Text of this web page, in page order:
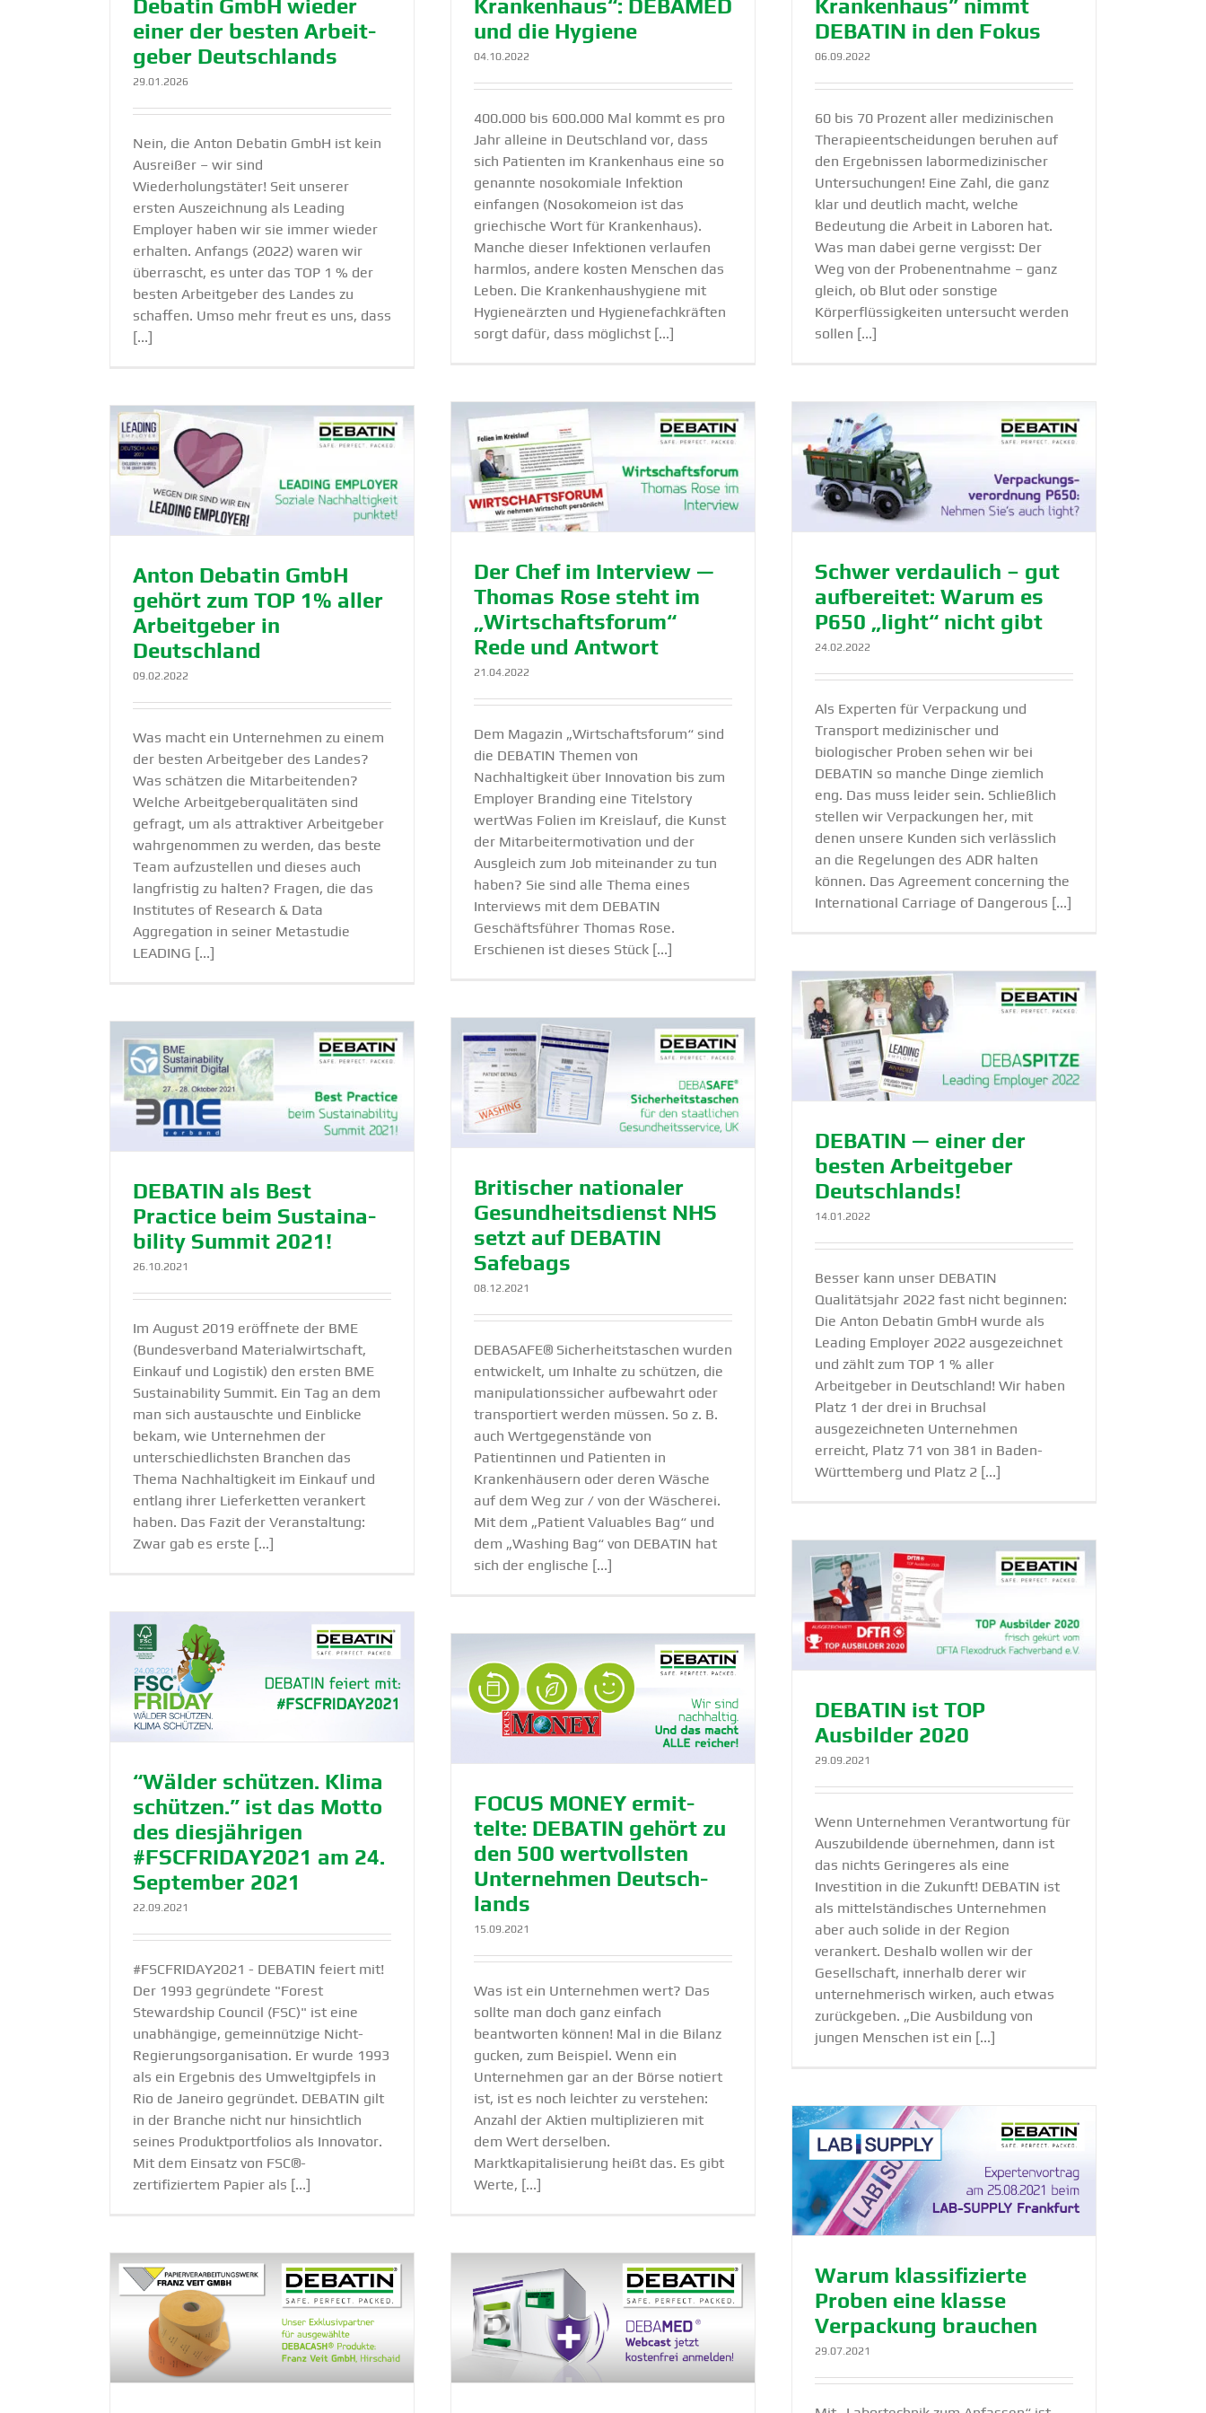
Debatin GmbH wieder
einer der besten Arbeit­
geber Deutsch­lands
29.01.2026
Nein, die Anton Debatin GmbH ist kein
Ausreißer – wir sind
Wiederholungstäter! Seit unserer
ersten Auszeichnung als Leading
Employer haben wir sie immer wieder
erhalten. Anfangs (2022) waren wir
überrascht, es unter das TOP 1 % der
besten Arbeitgeber des Landes zu
schaffen. Umso mehr freut es uns, dass
[...]
Krankenhaus“: DEBAMED
und die Hygiene
04.10.2022
400.000 bis 600.000 Mal kommt es pro
Jahr alleine in Deutschland vor, dass
sich Patienten im Krankenhaus eine so
genannte nosokomiale Infektion
einfangen (Nosokomeion ist das
griechische Wort für Krankenhaus).
Manche dieser Infektionen verlaufen
harmlos, andere kosten Menschen das
Leben. Die Krankenhaushygiene mit
Hygieneärzten und Hygienefachkräften
sorgt dafür, dass möglichst [...]
Krankenhaus” nimmt
DEBATIN in den Fokus
06.09.2022
60 bis 70 Prozent aller medizinischen
Therapieentscheidungen beruhen auf
den Ergebnissen labormedizinischer
Untersuchungen! Eine Zahl, die ganz
klar und deutlich macht, welche
Bedeutung die Arbeit in Laboren hat.
Was man dabei gerne vergisst: Der
Weg von der Probenentnahme – ganz
gleich, ob Blut oder sonstige
Körperflüssigkeiten untersucht werden
sollen [...]
Der Chef im Interview — Thomas Rose
steht im „Wirtschafts­forum“ Rede und
Antwort
DEBATIN NewsBlog
Der Chef im Interview —
Thomas Rose steht im
„Wirtschafts­forum“
Rede und Antwort
21.04.2022
Dem Magazin „Wirtschaftsforum“ sind
die DEBATIN Themen von
Nachhaltigkeit über Innovation bis zum
Employer Branding eine Titelstory
wertWas Folien im Kreislauf, die Kunst
der Mitarbeitermotivation und der
Ausgleich zum Job miteinander zu tun
haben? Sie sind alle Thema eines
Interviews mit dem DEBATIN
Geschäftsführer Thomas Rose.
Erschienen ist dieses Stück [...]
Schwer verdaulich – gut aufbe­reitet:
Warum es P650 „light“ nicht gibt
DEBATIN Produkte
Schwer verdaulich – gut
aufbe­reitet: Warum es
P650 „light“ nicht gibt
24.02.2022
Als Experten für Verpackung und
Transport medizinischer und
biologischer Proben sehen wir bei
DEBATIN so manche Dinge ziemlich
eng. Das muss leider sein. Schließlich
stellen wir Verpackungen her, mit
denen unsere Kunden sich verlässlich
an die Regelungen des ADR halten
können. Das Agreement concerning the
International Carriage of Dangerous [...]
Anton Debatin GmbH
gehört zum TOP 1% aller
Arbeit­geber in
Deutschland
09.02.2022
Was macht ein Unternehmen zu einem
der besten Arbeitgeber des Landes?
Was schätzen die Mitarbeitenden?
Welche Arbeitgeberqualitäten sind
gefragt, um als attraktiver Arbeitgeber
wahrgenommen zu werden, das beste
Team aufzustellen und dieses auch
langfristig zu halten? Fragen, die das
Institutes of Research & Data
Aggregation in seiner Metastudie
LEADING [...]
DEBATIN — einer der besten Arbeit­
geber Deutsch­lands!
Academy NewsBlog
DEBATIN — einer der
besten Arbeit­geber
Deutsch­lands!
14.01.2022
Besser kann unser DEBATIN
Qualitätsjahr 2022 fast nicht beginnen:
Die Anton Debatin GmbH wurde als
Leading Employer 2022 ausgezeichnet
und zählt zum TOP 1 % aller
Arbeitgeber in Deutschland! Wir haben
Platz 1 der drei in Bruchsal
ausgezeichneten Unternehmen
erreicht, Platz 71 von 381 in Baden-
Württemberg und Platz 2 [...]
Briti­scher natio­naler Gesund­heits­
dienst NHS setzt auf DEBATIN
Safebags
NewsBlog Produkte
Briti­scher natio­naler
Gesund­heits­dienst NHS
setzt auf DEBATIN
Safebags
08.12.2021
DEBASAFE® Sicherheitstaschen wurden
entwickelt, um Inhalte zu schützen, die
manipulationssicher aufbewahrt oder
transportiert werden müssen. So z. B.
auch Wertgegenstände von
Patientinnen und Patienten in
Krankenhäusern oder deren Wäsche
auf dem Weg zur / von der Wäscherei.
Mit dem „Patient Valuables Bag“ und
dem „Washing Bag“ von DEBATIN hat
sich der englische [...]
DEBATIN als Best
Practice beim Sustaina­
bility Summit 2021!
26.10.2021
Im August 2019 eröffnete der BME
(Bundesverband Materialwirtschaft,
Einkauf und Logistik) den ersten BME
Sustainability Summit. Ein Tag an dem
man sich austauschte und Einblicke
bekam, wie Unternehmen der
unterschiedlichsten Branchen das
Thema Nachhaltigkeit im Einkauf und
entlang ihrer Lieferketten verankert
haben. Das Fazit der Veranstaltung:
Zwar gab es erste [...]
Azubis DEBATIN NewsBlog
DEBATIN ist TOP
Ausbilder 2020
29.09.2021
Wenn Unternehmen Verantwortung für
Auszubildende übernehmen, dann ist
das nichts Geringeres als eine
Investition in die Zukunft! DEBATIN ist
als mittelständisches Unternehmen
aber auch solide in der Region
verankert. Deshalb wollen wir der
Gesellschaft, innerhalb derer wir
unternehmerisch wirken, auch etwas
zurückgeben. „Die Ausbildung von
jungen Menschen ist ein [...]
“Wälder schützen. Klima
schützen.” ist das Motto
des diesjäh­rigen
#FSCFRIDAY2021 am 24.
September 2021
22.09.2021
#FSCFRIDAY2021 - DEBATIN feiert mit!
Der 1993 gegründete "Forest
Stewardship Council (FSC)" ist eine
unabhängige, gemeinnützige Nicht-
Regierungsorganisation. Er wurde 1993
als ein Ergebnis des Umweltgipfels in
Rio de Janeiro gegründet. DEBATIN gilt
in der Branche nicht nur hinsichtlich
seines Produktportfolios als Innovator.
Mit dem Einsatz von FSC®-
zertifiziertem Papier als [...]
FOCUS MONEY ermit­telte: DEBATIN
gehört zu den 500 wertvollsten Unter­
FOCUS MONEY ermit­
telte: DEBATIN gehört zu
den 500 wertvollsten
Unter­nehmen Deutsch­
lands
15.09.2021
Was ist ein Unternehmen wert? Das
sollte man doch ganz einfach
beantworten können! Mal in die Bilanz
gucken, zum Beispiel. Wenn ein
Unternehmen gar an der Börse notiert
ist, ist es noch leichter zu verstehen:
Anzahl der Aktien multiplizieren mit
dem Wert derselben.
Marktkapitalisierung heißt das. Es gibt
Werte, [...]
Warum klassi­fi­zierte Proben eine
Warum klassi­fi­zierte
Proben eine klasse
Verpa­ckung brauchen
29.07.2021
DEBATIN Academy Webcast „ADR-
konformer Transport von Proben inkl.
COVID-19-Tests“
Academy